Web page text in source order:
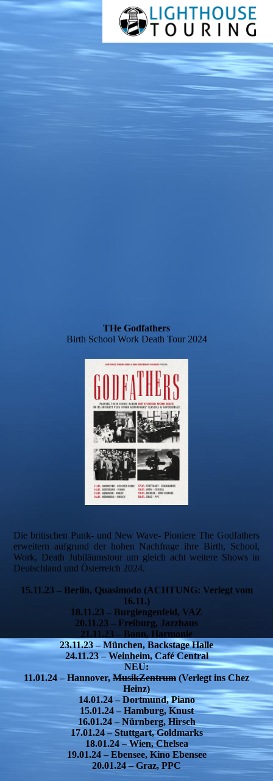
THe Godfathers
Birth School Work Death Tour 2024
Die britischen Punk- und New Wave- Pioniere The Godfathers
erweitern aufgrund der hohen Nachfrage ihre Birth, School,
Work, Death Jubiläumstour um gleich acht weitere Shows in
Deutschland und Österreich 2024.
15.11.23 – Berlin, Quasimodo (ACHTUNG: Verlegt vom
16.11.)
18.11.23 – Burglengenfeld, VAZ
20.11.23 – Freiburg, Jazzhaus
21.11.23 – Bonn, Harmonie
23.11.23 – München, Backstage Halle
24.11.23 – Weinheim, Café Central
NEU:
11.01.24 – Hannover, MusikZentrum (Verlegt ins Chez
Heinz)
14.01.24 – Dortmund, Piano
15.01.24 – Hamburg, Knust
16.01.24 – Nürnberg, Hirsch
17.01.24 – Stuttgart, Goldmarks
18.01.24 – Wien, Chelsea
19.01.24 – Ebensee, Kino Ebensee
20.01.24 – Graz, PPC